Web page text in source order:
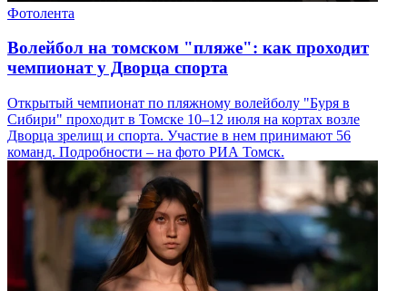
Фотолента
Волейбол на томском "пляже": как проходит
чемпионат у Дворца спорта
Открытый чемпионат по пляжному волейболу "Буря в
Сибири" проходит в Томске 10–12 июля на кортах возле
Дворца зрелищ и спорта. Участие в нем принимают 56
команд. Подробности – на фото РИА Томск.